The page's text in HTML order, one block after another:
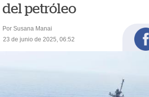
del petróleo
Por Susana Manai
23 de junio de 2025, 06:52